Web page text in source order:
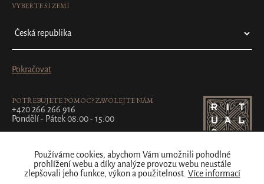
Používáme cookies, abychom Vám umožnili pohodlné
prohlížení webu a díky analýze provozu webu neustále
zlepšovali jeho funkce, výkon a použitelnost. Více informací
VYBERTE SI ZEMI
Pokračovat
POTŘEBUJETE POMOC? ZAVOLEJTE NÁM
+420 266 266 916
Pondělí - Pátek 08:00 - 15:00